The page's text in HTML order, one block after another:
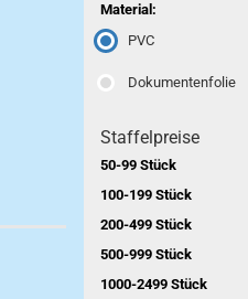
Material:
PVC
Dokumentenfolie
Staffelpreise
50-99 Stück
100-199 Stück
200-499 Stück
500-999 Stück
1000-2499 Stück